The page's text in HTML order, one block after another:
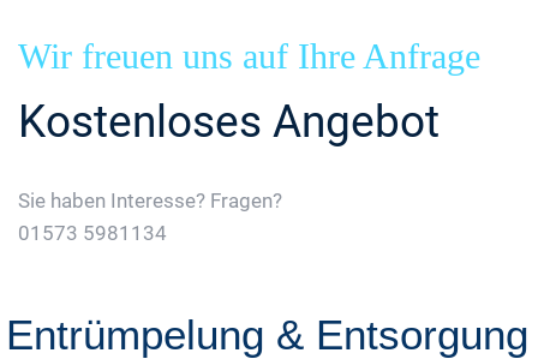
Wir freuen uns auf Ihre Anfrage
Kostenloses Angebot
Sie haben Interesse? Fragen?
01573 5981134
Entrümpelung & Entsorgung